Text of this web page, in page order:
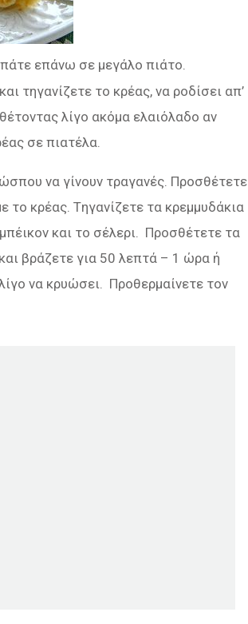
επάνω σε μεγάλο πιάτο.
τηγανίζετε το κρέας, να ροδίσει απ’
λίγο ακόμα ελαιόλαδο αν
σε πιατέλα.
να γίνουν τραγανές. Προσθέτετε
το κρέας. Tηγανίζετε τα κρεμμυδάκια
και το σέλερι. Προσθέτετε τα
βράζετε για 50 λεπτά – 1 ώρα ή
να κρυώσει. Προθερμαίνετε τον